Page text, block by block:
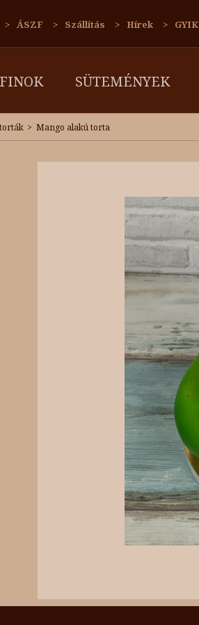
ÁSZF Szállítás Hírek GYIK
SÜTEMÉNYEK
Mango alakú torta